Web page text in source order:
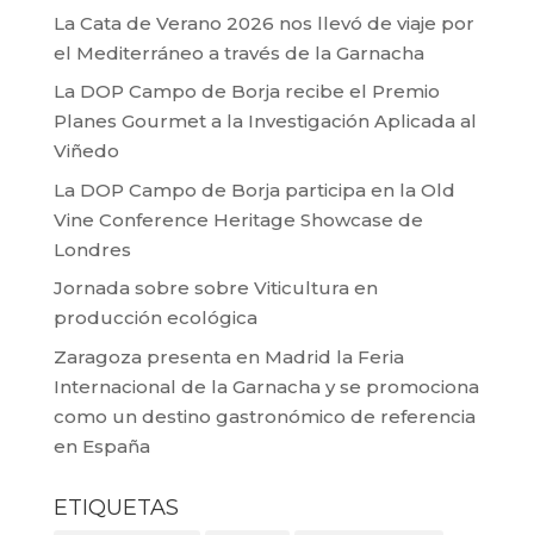
La Cata de Verano 2026 nos llevó de viaje por
el Mediterráneo a través de la Garnacha
La DOP Campo de Borja recibe el Premio
Planes Gourmet a la Investigación Aplicada al
Viñedo
La DOP Campo de Borja participa en la Old
Vine Conference Heritage Showcase de
Londres
Jornada sobre sobre Viticultura en
producción ecológica
Zaragoza presenta en Madrid la Feria
Internacional de la Garnacha y se promociona
como un destino gastronómico de referencia
en España
ETIQUETAS